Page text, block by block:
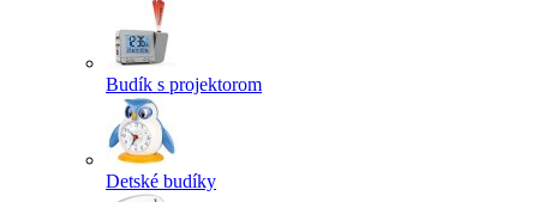
Budík s projektorom
Detské budíky